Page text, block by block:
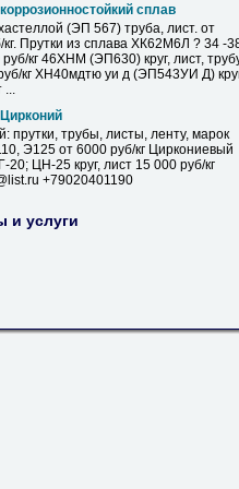
сплав
(ЭП 567) труба, лист. от
кг. Прутки из сплава ХК62М6Л ? 34 -
кг 46ХНМ (ЭП630) круг, лист,
кг ХН40мдтю уи д (ЭП543УИ Д)
...
прутки, трубы, листы, ленту, марок
Э125 от 6000 руб/кг Циркониевый
20; ЦН-25 круг, лист 15 000 руб/кг
+79020401190
и услуги